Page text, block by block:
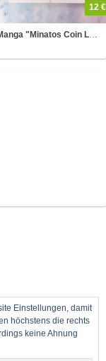
Manga "Minatos Coin Laundry" Band 1 & 2
12 €
Einstellungen, damit
höchstens die rechts
keine Ahnung